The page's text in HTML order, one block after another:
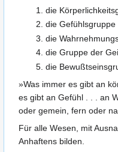
die
die
die
die Gruppe der
die
»Was immer es gibt an
es gibt an Gefühl . . . an
oder gemein, fern oder
Für alle Wesen, mit
Anhaftens bilden.